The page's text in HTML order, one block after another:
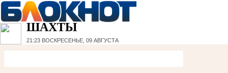
ШАХТЫ
21:23 ВОСКРЕСЕНЬЕ, 09 АВГУСТА